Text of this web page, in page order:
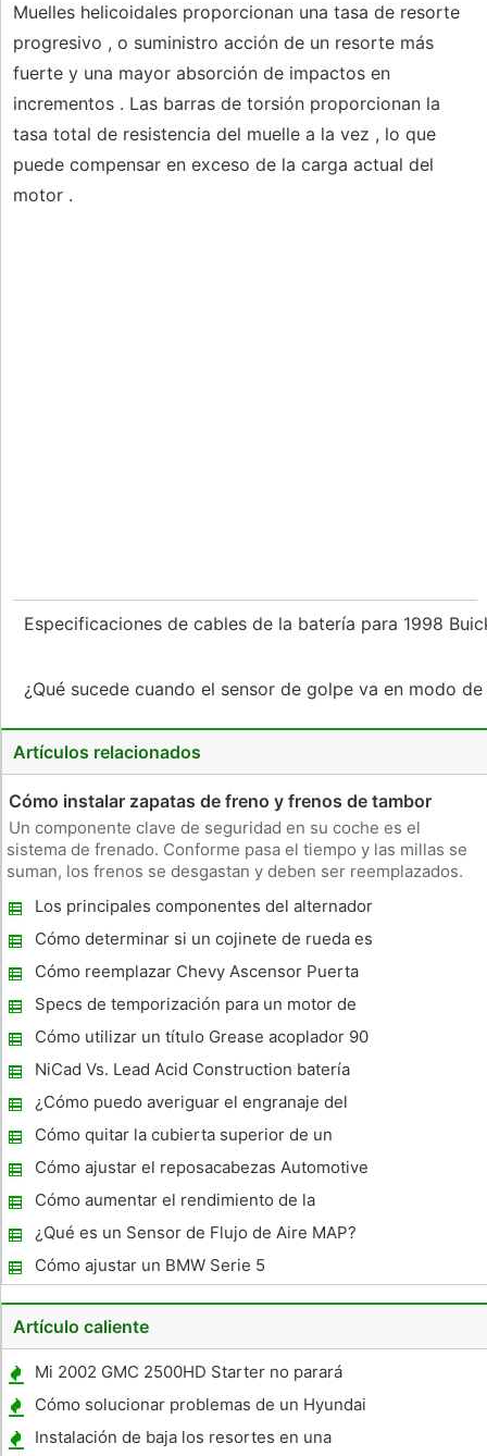
Muelles helicoidales proporcionan una tasa de resorte
progresivo , o suministro acción de un resorte más
fuerte y una mayor absorción de impactos en
incrementos . Las barras de torsión proporcionan la
tasa total de resistencia del muelle a la vez , lo que
puede compensar en exceso de la carga actual del
motor .
Especificaciones de cables de la batería para 1998
¿Qué sucede cuando el sensor de golpe va en modo
Artículos relacionados
Cómo instalar zapatas de freno y frenos de tambor
Un componente clave de seguridad en su coche es el
sistema de frenado. Conforme pasa el tiempo y las millas se
suman, los frenos se desgastan y deben ser reemplazados.
frenos de tambor. Los frenos de tambor son un tipo de
sistema de frenado en l
Los principales componentes del alternador
de un coche
Cómo determinar si un cojinete de rueda es
malo que va
Cómo reemplazar Chevy Ascensor Puerta
de cristal Struts
Specs de temporización para un motor de
440
Cómo utilizar un título Grease acoplador 90
NiCad Vs. Lead Acid Construction batería
¿Cómo puedo averiguar el engranaje del
velocímetro correcta?
Cómo quitar la cubierta superior de un
techo solar BMW
Cómo ajustar el reposacabezas Automotive
Cómo aumentar el rendimiento de la
gasolina en un Chevy 454 Eng
¿Qué es un Sensor de Flujo de Aire MAP?
Cómo ajustar un BMW Serie 5
Artículo caliente
Mi 2002 GMC 2500HD Starter no parará
Cómo solucionar problemas de un Hyundai
Sonata Motor
Instalación de baja los resortes en una